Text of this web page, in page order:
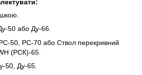
50 або Ду-66.
50, РС-70 або Ствол перекривний
(РСК)-65.
50, Ду-65.